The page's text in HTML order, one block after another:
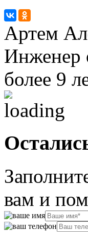
Артем
Инженер
более 9
вам и